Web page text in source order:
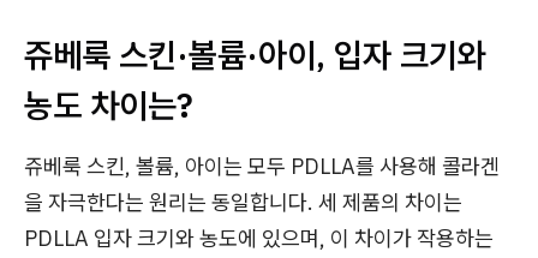
쥬베룩 스킨·볼륨·아이, 입자 크기와
농도 차이는?
쥬베룩 스킨, 볼륨, 아이는 모두 PDLLA를 사용해 콜라겐
을 자극한다는 원리는 동일합니다. 세 제품의 차이는
PDLLA 입자 크기와 농도에 있으며, 이 차이가 작용하는